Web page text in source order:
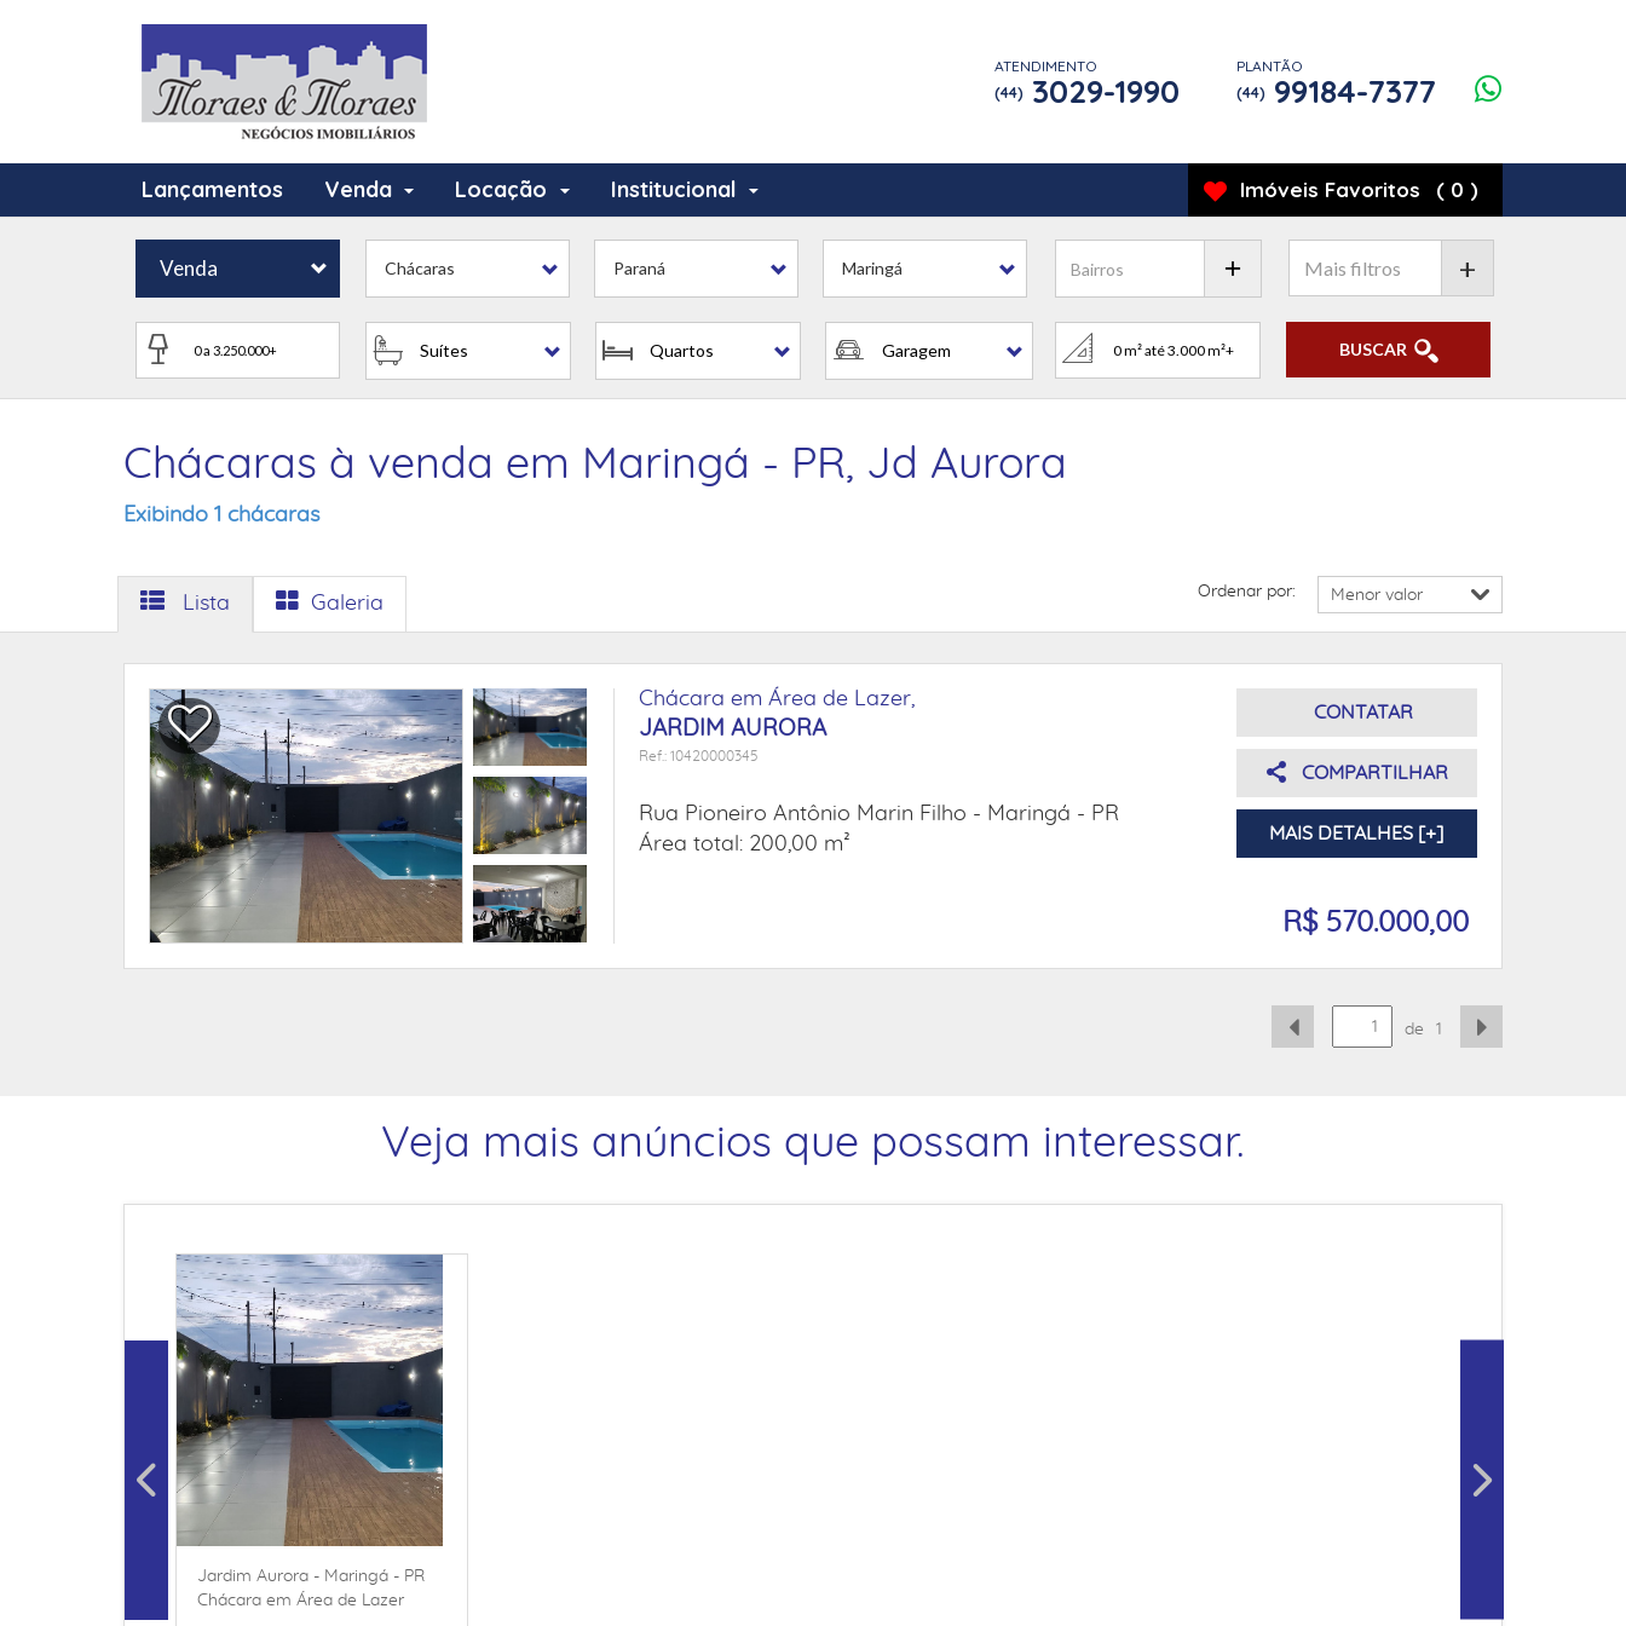
ATENDIMENTO
(44) 3029-1990
PLANTÃO
(44) 99184-7377
Lançamentos Venda Locação Institucional Imóveis Favoritos ( 0 )
Venda Chácaras Paraná Maringá
Suítes Quartos Garagem
+
BUSCAR
Chácaras à venda em Maringá - PR, Jd Aurora
Exibindo 1 chácaras
Lista Galeria
Ordenar por:
Chácara em Área de Lazer,
JARDIM AURORA
Ref.: 10420000345
Rua Pioneiro Antônio Marin Filho - Maringá - PR
Área total: 200,00 m²
CONTATAR
COMPARTILHAR
MAIS DETALHES [+]
R$ 570.000,00
de 1
Veja mais anúncios que possam interessar.
Jardim Aurora - Maringá - PR
Chácara em Área de Lazer